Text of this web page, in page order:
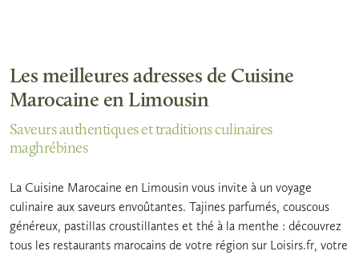
Les meilleures adresses de Cuisine
Marocaine en Limousin
Saveurs authentiques et traditions culinaires
maghrébines
La Cuisine Marocaine en Limousin vous invite à un voyage
culinaire aux saveurs envoûtantes. Tajines parfumés, couscous
généreux, pastillas croustillantes et thé à la menthe : découvrez
tous les restaurants marocains de votre région sur Loisirs.fr, votre